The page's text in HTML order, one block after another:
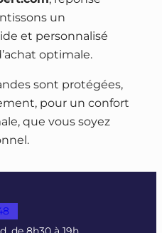
un
et personnalisé
optimale.
sont protégées,
pour un confort
que vous soyez